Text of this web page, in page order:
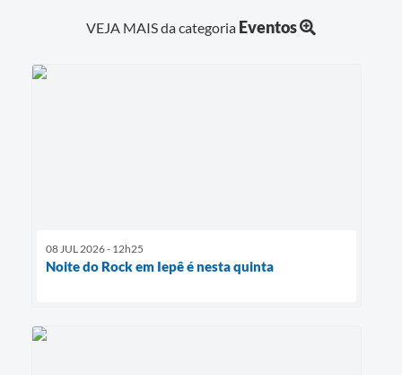
VEJA MAIS da categoria Eventos
08 JUL 2026 - 12h25
Noite do Rock em Iepê é nesta quinta